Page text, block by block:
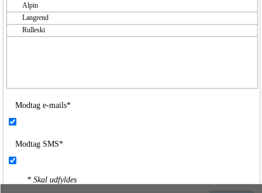
Alpin
Langrend
Rulleski
Modtag e-mails*
Modtag SMS*
* Skal udfyldes